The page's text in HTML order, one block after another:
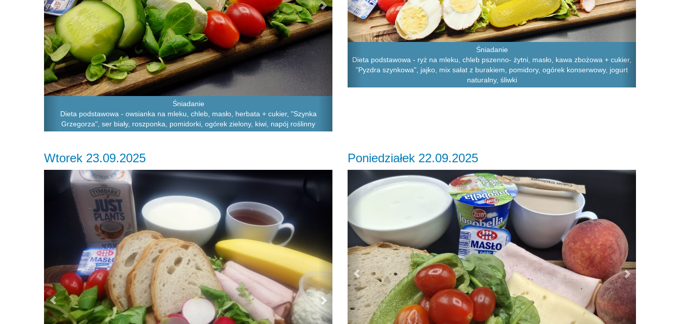
Śniadanie
Dieta podstawowa - owsianka na mleku, chleb, masło, herbata + cukier, "Szynka
Grzegorza", ser biały, roszponka, pomidorki, ogórek zielony, kiwi, napój roślinny
Śniadanie
Dieta podstawowa - ryż na mleku, chleb pszenno- żytni, masło, kawa zbożowa + cukier,
"Pyzdra szynkowa", jajko, mix sałat z burakiem, pomidory, ogórek konserwowy, jogurt
naturalny, śliwki
Wtorek 23.09.2025
Previous
Poniedziałek 22.09.2025
Previous Next